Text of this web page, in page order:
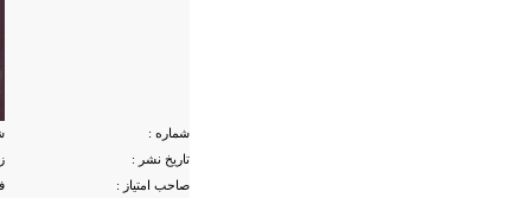
شماره :
تاریخ نشر :
صاحب امتیاز :